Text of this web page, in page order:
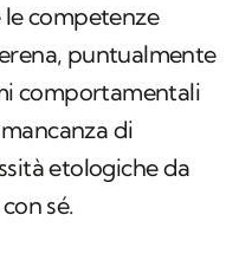
competenze
puntualmente
comportamentali
di
etologiche da
sé.